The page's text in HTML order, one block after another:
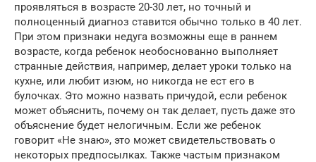
проявляться в возрасте 20-30 лет, но точный и
полноценный диагноз ставится обычно только в 40 лет.
При этом признаки недуга возможны еще в раннем
возрасте, когда ребенок необоснованно выполняет
странные действия, например, делает уроки только на
кухне, или любит изюм, но никогда не ест его в
булочках. Это можно назвать причудой, если ребенок
может объяснить, почему он так делает, пусть даже это
объяснение будет нелогичным. Если же ребенок
говорит «Не знаю», это может свидетельствовать о
некоторых предпосылках. Также частым признаком